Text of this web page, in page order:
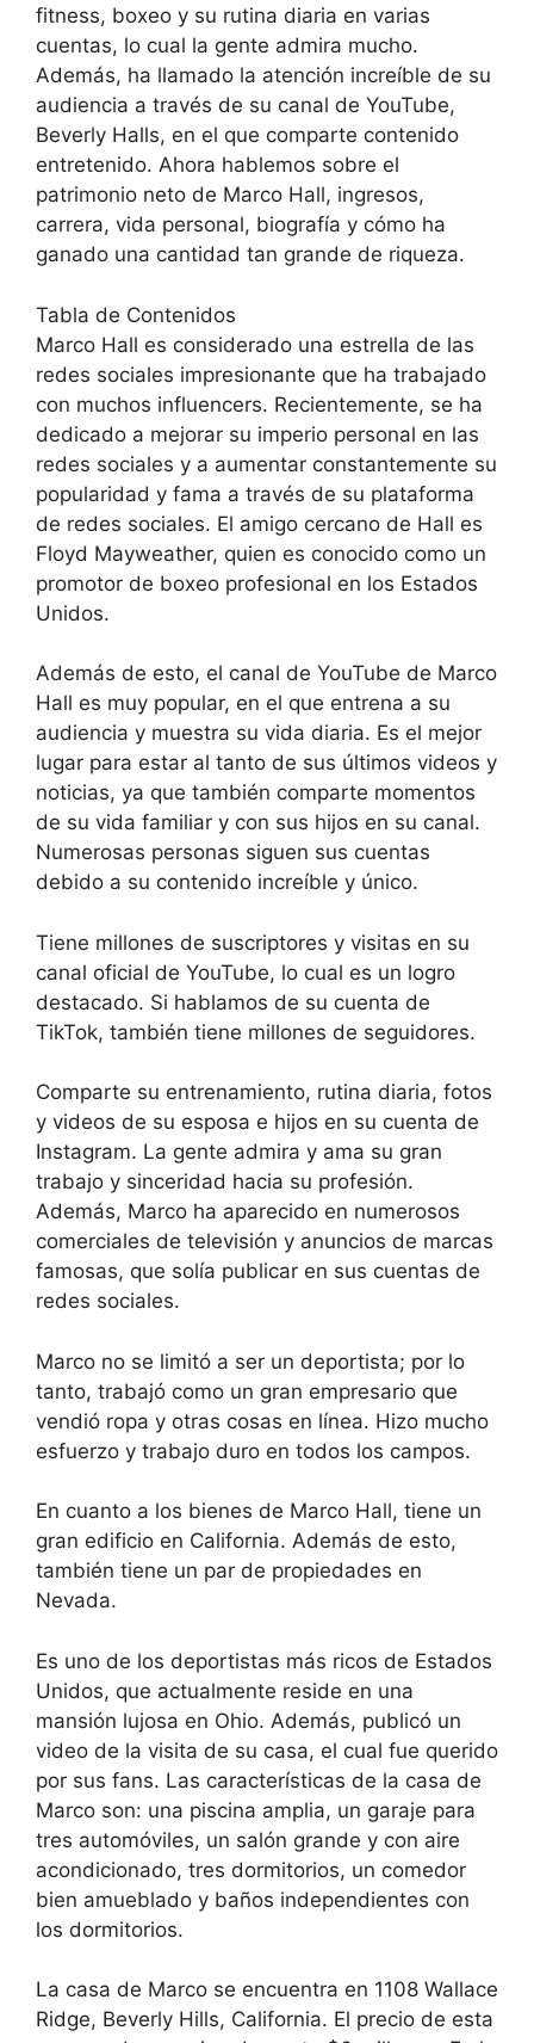
fitness, boxeo y su rutina diaria en varias
cuentas, lo cual la gente admira mucho.
Además, ha llamado la atención increíble de su
audiencia a través de su canal de YouTube,
Beverly Halls, en el que comparte contenido
entretenido. Ahora hablemos sobre el
patrimonio neto de Marco Hall, ingresos,
carrera, vida personal, biografía y cómo ha
ganado una cantidad tan grande de riqueza.
Tabla de Contenidos
Marco Hall es considerado una estrella de las
redes sociales impresionante que ha trabajado
con muchos influencers. Recientemente, se ha
dedicado a mejorar su imperio personal en las
redes sociales y a aumentar constantemente su
popularidad y fama a través de su plataforma
de redes sociales. El amigo cercano de Hall es
Floyd Mayweather, quien es conocido como un
promotor de boxeo profesional en los Estados
Unidos.
Además de esto, el canal de YouTube de Marco
Hall es muy popular, en el que entrena a su
audiencia y muestra su vida diaria. Es el mejor
lugar para estar al tanto de sus últimos videos y
noticias, ya que también comparte momentos
de su vida familiar y con sus hijos en su canal.
Numerosas personas siguen sus cuentas
debido a su contenido increíble y único.
Tiene millones de suscriptores y visitas en su
canal oficial de YouTube, lo cual es un logro
destacado. Si hablamos de su cuenta de
TikTok, también tiene millones de seguidores.
Comparte su entrenamiento, rutina diaria, fotos
y videos de su esposa e hijos en su cuenta de
Instagram. La gente admira y ama su gran
trabajo y sinceridad hacia su profesión.
Además, Marco ha aparecido en numerosos
comerciales de televisión y anuncios de marcas
famosas, que solía publicar en sus cuentas de
redes sociales.
Marco no se limitó a ser un deportista; por lo
tanto, trabajó como un gran empresario que
vendió ropa y otras cosas en línea. Hizo mucho
esfuerzo y trabajo duro en todos los campos.
En cuanto a los bienes de Marco Hall, tiene un
gran edificio en California. Además de esto,
también tiene un par de propiedades en
Nevada.
Es uno de los deportistas más ricos de Estados
Unidos, que actualmente reside en una
mansión lujosa en Ohio. Además, publicó un
video de la visita de su casa, el cual fue querido
por sus fans. Las características de la casa de
Marco son: una piscina amplia, un garaje para
tres automóviles, un salón grande y con aire
acondicionado, tres dormitorios, un comedor
bien amueblado y baños independientes con
los dormitorios.
La casa de Marco se encuentra en 1108 Wallace
Ridge, Beverly Hills, California. El precio de esta